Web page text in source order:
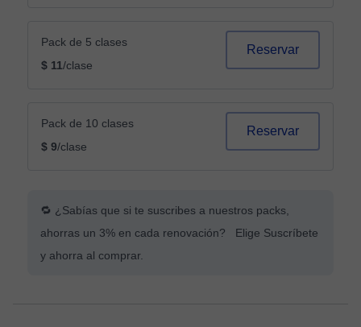
Pack de 5 clases
$ 11/clase
Reservar
Pack de 10 clases
$ 9/clase
Reservar
🔁 ¿Sabías que si te suscribes a nuestros packs,
ahorras un 3% en cada renovación? Elige Suscríbete
y ahorra al comprar.